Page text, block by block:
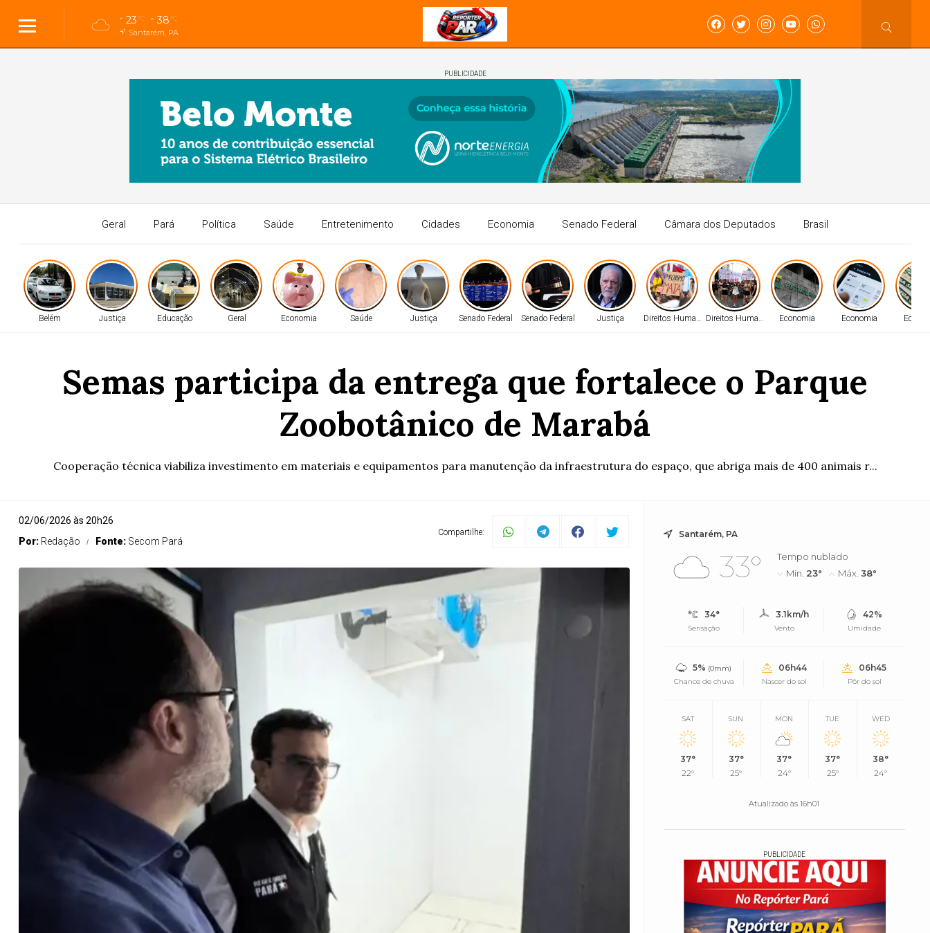
23°C 38°C
Santarém, PA
PUBLICIDADE
Geral Pará Política Saúde Entretenimento Cidades Economia Senado Federal Câmara dos Deputados Brasil
Belém Justiça Educação Geral Economia Saúde Justiça Senado Federal Senado Federal Justiça Direitos HumanosDireitos Humanos Economia Economia
Semas participa da entrega que fortalece o Parque
Zoobotânico de Marabá
Cooperação técnica viabiliza investimento em materiais e equipamentos para manutenção da infraestrutura do espaço, que abriga mais de 400 animais r...
02/06/2026 às 20h26
Por: Redação Fonte: Secom Pará
Compartilhe: Santarém, PA
33°
Tempo nublado
Mín. 23° Máx.38°
34°
Sensação
3.1km/h
Vento
42%
Umidade
5% (0mm)
Chance de chuva
06h44
Nascer do sol
06h45
Pôr do sol
SAT
37°
22°
SUN
37°
25°
MON
37°
24°
TUE
37°
25°
WED
38°
24°
Atualizado às 16h01
PUBLICIDADE